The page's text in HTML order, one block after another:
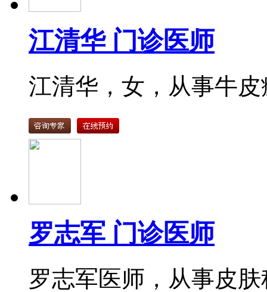
江清华 门诊医师
江清华，女，从事牛
罗志军 门诊医师
罗志军医师，从事皮